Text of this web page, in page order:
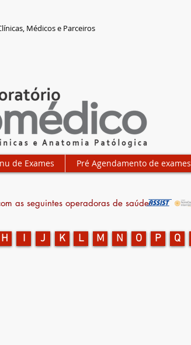
Médicos e Parceiros
de Exames Pré Agendamento de exames
as seguintes operadoras de saúde:
H I J K L M N O P Q